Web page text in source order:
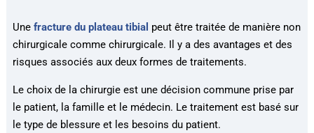
Une fracture du plateau tibial peut être traitée de manière non
chirurgicale comme chirurgicale. Il y a des avantages et des
risques associés aux deux formes de traitements.
Le choix de la chirurgie est une décision commune prise par
le patient, la famille et le médecin. Le traitement est basé sur
le type de blessure et les besoins du patient.